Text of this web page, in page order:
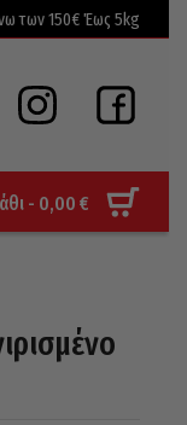
των 150€ Έως 5kg
- 0,00 €